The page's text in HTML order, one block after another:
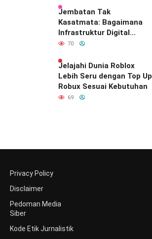
Jembatan Tak
Kasatmata: Bagaimana
Infrastruktur Digital
Diam-Diam
Hubungan Indonesia–
India
70
Jelajahi Dunia Roblox
Lebih Seru dengan Top Up
Robux Sesuai Kebutuhan
69
Privacy Policy
Disclaimer
Pedoman Media
Siber
Kode Etik Jurnalistik